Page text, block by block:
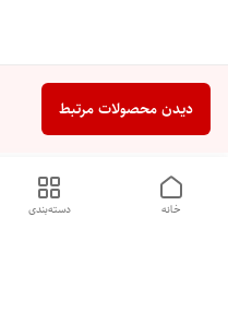
دیدن محصولات مرتبط
دسته‌بندی خانه